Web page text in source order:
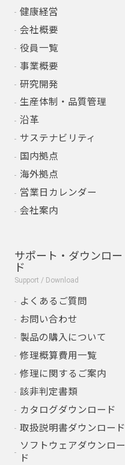
健康経営
会社概要
役員一覧
事業概要
研究開発
生産体制・品質管理
沿革
サステナビリティ
国内拠点
海外拠点
営業日カレンダー
会社案内
サポート・ダウンロー
ド
Support / Download
よくあるご質問
お問い合わせ
製品の購入について
修理概算費用一覧
修理に関するご案内
該非判定書類
カタログダウンロード
取扱説明書ダウンロード
ソフトウェアダウンロー
ド